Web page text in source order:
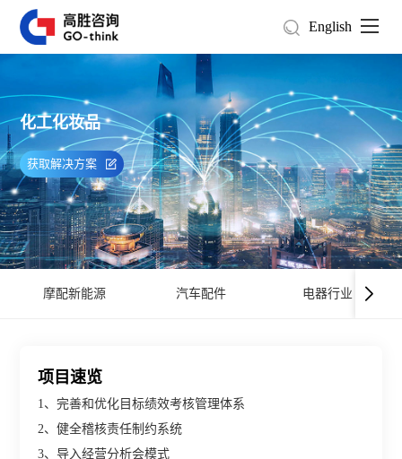
English
化工化妆品
获取解决方案
摩配新能源 汽车配件 电器行业
项目速览
1、完善和优化目标绩效考核管理体系
2、健全稽核责任制约系统
3、导入经营分析会模式